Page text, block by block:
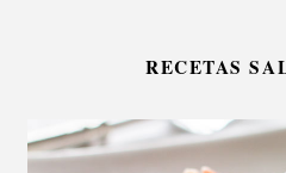
RECETAS